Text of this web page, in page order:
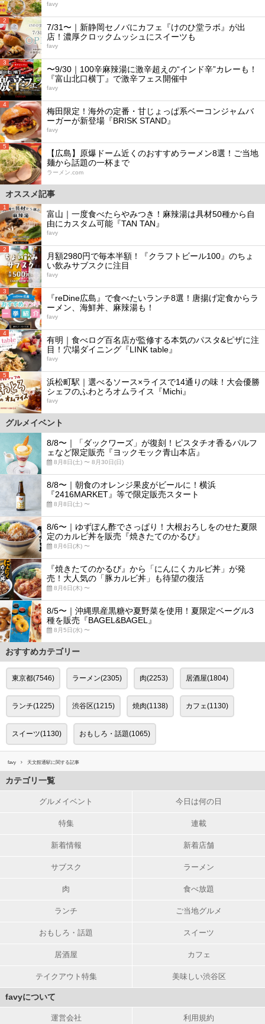
favy
2
7/31〜｜新静岡セノバにカフェ『けのひ堂ラボ』が出
店！濃厚クロックムッシュにスイーツも
favy
3
〜9/30｜100辛麻辣湯に激辛超えの“インド辛”カレーも！
『富山北口横丁』で激辛フェス開催中
favy
4
梅田限定！海外の定番・甘じょっぱ系ベーコンジャムバ
ーガーが新登場『BRISK STAND』
favy
5
【広島】原爆ドーム近くのおすすめラーメン8選！ご当地
麺から話題の一杯まで
ラーメン.com
オススメ記事
1
富山｜一度食べたらやみつき！麻辣湯は具材50種から自
由にカスタム可能『TAN TAN』
favy
2
月額2980円で毎本半額！『クラフトビール100』のちょ
い飲みサブスクに注目
favy
3
『reDine広島』で食べたいランチ8選！唐揚げ定食からラ
ーメン、海鮮丼、麻辣湯も！
favy
4
有明｜食べログ百名店が監修する本気のパスタ&ピザに注
目！穴場ダイニング『LINK table』
favy
5
浜松町駅｜選べるソース×ライスで14通りの味！大会優勝
シェフのふわとろオムライス『Michi』
favy
グルメイベント
8/8〜｜「ダックワーズ」が復刻！ピスタチオ香るパルフ
ェなど限定販売『ヨックモック青山本店』
8月8日(土) 〜 8月30日(日)
8/8〜｜朝食のオレンジ果皮がビールに！横浜
『2416MARKET』等で限定販売スタート
8月8日(土) 〜
8/6〜｜ゆずぽん酢でさっぱり！大根おろしをのせた夏限
定のカルビ丼を販売『焼きたてのかるび』
8月6日(木) 〜
『焼きたてのかるび』から「にんにくカルビ丼」が発
売！大人気の「豚カルビ丼」も待望の復活
8月6日(木) 〜
8/5〜｜沖縄県産黒糖や夏野菜を使用！夏限定ベーグル3
種を販売『BAGEL&BAGEL』
8月5日(水) 〜
おすすめカテゴリー
東京都(7546) ラーメン(2305) 肉(2253) 居酒屋(1804)
ランチ(1225) 渋谷区(1215) 焼肉(1138) カフェ(1130)
スイーツ(1130) おもしろ・話題(1065)
favy 天文館通駅に関する記事
カテゴリ一覧
グルメイベント 今日は何の日
特集 連載
新着情報 新着店舗
サブスク ラーメン
肉 食べ放題
ランチ ご当地グルメ
おもしろ・話題 スイーツ
居酒屋 カフェ
テイクアウト特集 美味しい渋谷区
favyについて
運営会社 利用規約